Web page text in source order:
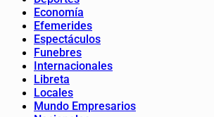
Economía
Efemerides
Espectáculos
Funebres
Internacionales
Libreta
Locales
Mundo Empresarios